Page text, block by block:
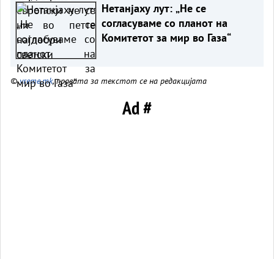
Нетанјаху лут: „Не се
согласуваме со планот на
Комитетот за мир во Газа“
©vreme.mk, правата за текстот се на редакцијата
Ad #